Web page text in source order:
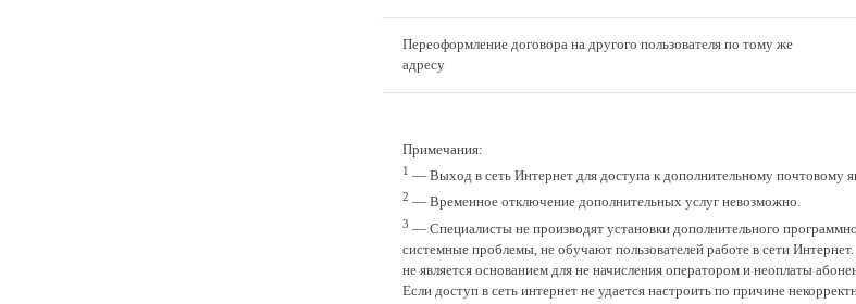
Переоформление договора на другого пользователя по тому же
адресу
Примечания:
1 — Выход в сеть Интернет для доступа к дополнительному почтовому
2 — Временное отключение дополнительных услуг невозможно.
3 — Специалисты не производят установки дополнительного
системные проблемы, не обучают пользователей работе в сети
не является основанием для не начисления оператором и неоплаты
Если доступ в сеть интернет не удается настроить по причине